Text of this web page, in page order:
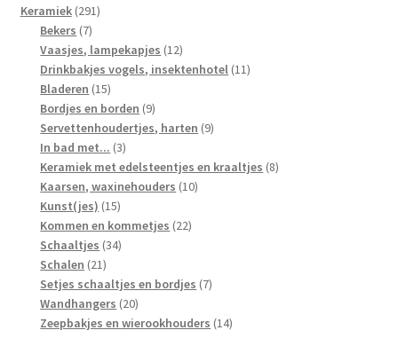
Keramiek 291291
Bekers 77
producten
Vaasjes, lampekapjes 1212
producten
Drinkbakjes vogels, insektenhotel 1111
Bladeren 1515
producten
Bordjes en borden 99
producten
Servettenhoudertjes, harten 99
In bad met... 33
producten
Keramiek met edelsteentjes en kraaltjes 88
Kaarsen, waxinehouders 1010
Kunst(jes) 1515
producten
Kommen en kommetjes 2222
Schaaltjes 3434
Schalen 2121
producten
Setjes schaaltjes en bordjes 77
Wandhangers 2020
producten
Zeepbakjes en wierookhouders 1414